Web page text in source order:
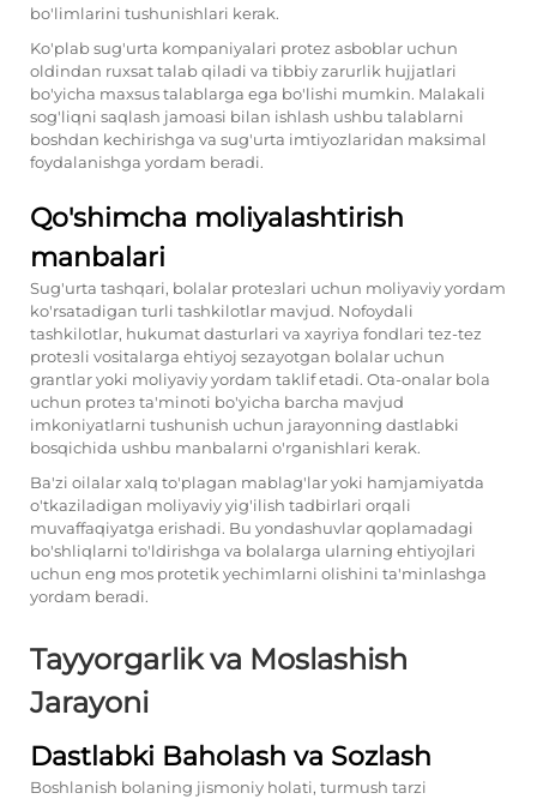
bo'limlarini tushunishlari kerak.
Ko'plab sug'urta kompaniyalari protez asboblar uchun
oldindan ruxsat talab qiladi va tibbiy zarurlik hujjatlari
bo'yicha maxsus talablarga ega bo'lishi mumkin. Malakali
sog'liqni saqlash jamoasi bilan ishlash ushbu talablarni
boshdan kechirishga va sug'urta imtiyozlaridan maksimal
foydalanishga yordam beradi.
Qo'shimcha moliyalashtirish
manbalari
Sug'urta tashqari, bolalar protезlari uchun moliyaviy yordam
ko'rsatadigan turli tashkilotlar mavjud. Nofoydali
tashkilotlar, hukumat dasturlari va xayriya fondlari tez-tez
protезli vositalarga ehtiyoj sezayotgan bolalar uchun
grantlar yoki moliyaviy yordam taklif etadi. Ota-onalar bola
uchun protез ta'minoti bo'yicha barcha mavjud
imkoniyatlarni tushunish uchun jarayonning dastlabki
bosqichida ushbu manbalarni o'rganishlari kerak.
Ba'zi oilalar xalq to'plagan mablag'lar yoki hamjamiyatda
o'tkaziladigan moliyaviy yig'ilish tadbirlari orqali
muvaffaqiyatga erishadi. Bu yondashuvlar qoplamadagi
bo'shliqlarni to'ldirishga va bolalarga ularning ehtiyojlari
uchun eng mos protetik yechimlarni olishini ta'minlashga
yordam beradi.
Tayyorgarlik va Moslashish
Jarayoni
Dastlabki Baholash va Sozlash
Boshlanish bolaning jismoniy holati, turmush tarzi